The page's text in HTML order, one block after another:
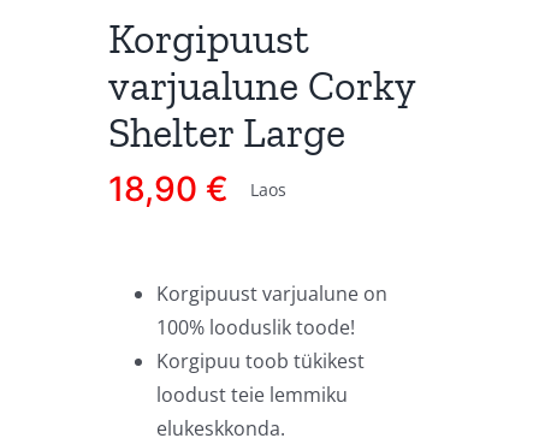
Korgipuust
varjualune Corky
Shelter Large
18,90 € Laos
Korgipuust varjualune on
100% looduslik toode!
Korgipuu toob tükikest
loodust teie lemmiku
elukeskkonda.